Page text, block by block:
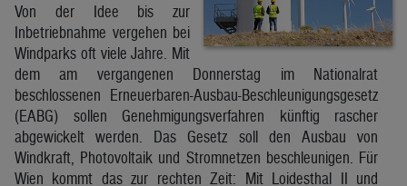
Von der Idee bis zur
Inbetriebnahme vergehen bei
Windparks oft viele Jahre. Mit
dem am vergangenen Donnerstag im Nationalrat
beschlossenen Erneuerbaren-Ausbau-Beschleunigungsgesetz
(EABG) sollen Genehmigungsverfahren künftig rascher
abgewickelt werden. Das Gesetz soll den Ausbau von
Windkraft, Photovoltaik und Stromnetzen beschleunigen. Für
Wien kommt das zur rechten Zeit: Mit Loidesthal II und